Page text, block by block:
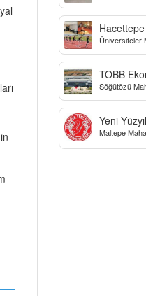
Sokak,
Üniversiteler
Yo,
TOBB
Söğütözü
Caddesi,
Yeni
ve İdari
Maltepe